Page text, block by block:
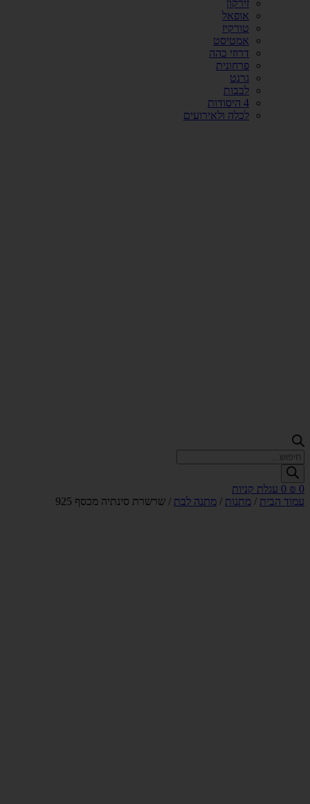
זירקון
אופאל
טורקיז
אמטיסט
דרוזי כהה
פרחונית
גרנט
לבבות
4 היסודות
לכלה ולאירועים
Products
search
₪ 0
0 עגלת קניות
עמוד הבית / מתנות / מתנה לבת / שרשרת סינתיה מכסף 925